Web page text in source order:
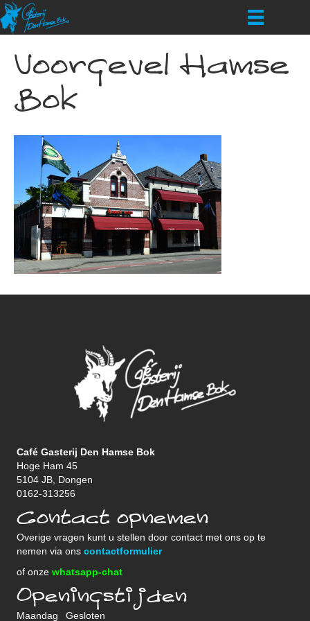
Voorgevel Hamse
Bok
Café Gasterij Den Hamse Bok
Hoge Ham 45
5104 JB, Dongen
0162-313256
Contact opnemen
Overige vragen kunt u stellen door contact met ons op te
nemen via ons contactformulier
of onze whatsapp-chat
Openingstijden
Maandag Gesloten